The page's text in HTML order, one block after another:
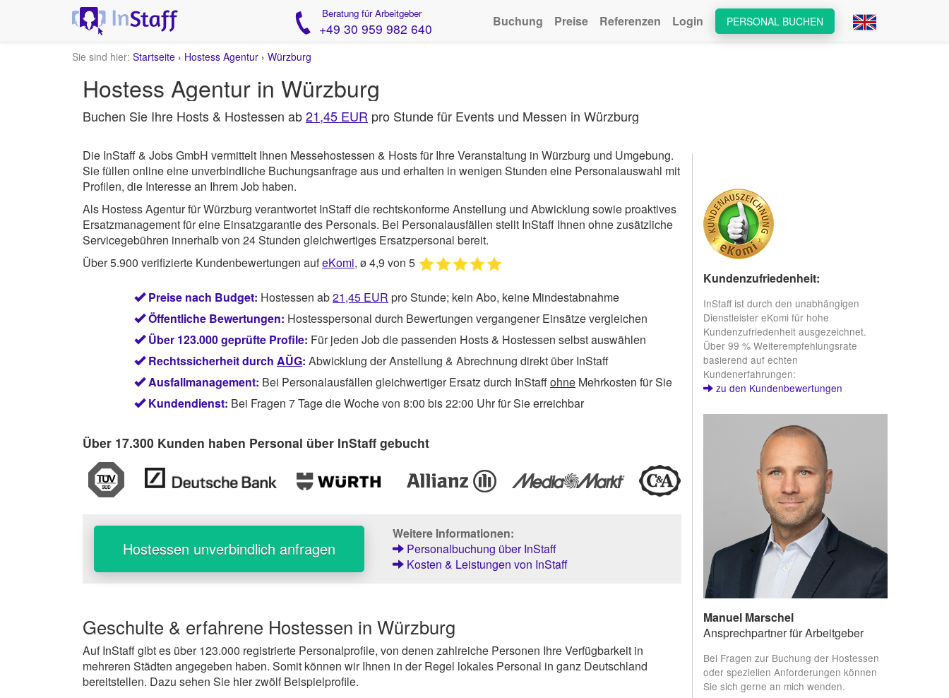
Beratung für Arbeitgeber
+49 30 959 982 640 PERSONAL BUCHEN
Buchung Preise Referenzen Login
Sie sind hier: Startseite › Hostess Agentur › Würzburg
Hostess Agentur in Würzburg
Buchen Sie Ihre Hosts & Hostessen ab21,45 EUR pro Stunde für Events und Messen in Würzburg
Die InStaff & Jobs GmbH vermittelt Ihnen Messehostessen & Hosts für Ihre Veranstaltung in Würzburg und Umgebung.
Sie füllen online eine unverbindliche Buchungsanfrage aus und erhalten in wenigen Stunden eine Personalauswahl mit
Profilen, die Interesse an Ihrem Job haben.
Als Hostess Agentur für Würzburg verantwortet InStaffdie rechtskonforme Anstellung und Abwicklung sowie proaktives
Ersatzmanagement für eine Einsatzgarantie des Personals. Bei Personalausfällen stellt InStaff Ihnen ohne zusätzliche
Servicegebühren innerhalb von 24 Stunden gleichwertiges Ersatzpersonal bereit.
Über 5.900 verifizierte Kundenbewertungen aufeKomi, ø 4,9 von 5
Preise nach Budget: Hostessen ab21,45 EUR pro Stunde; kein Abo, keine Mindestabnahme
Öffentliche Bewertungen: Hostesspersonal durch Bewertungen vergangener Einsätze vergleichen
Über 123.000 geprüfte Profile: Für jeden Job die passenden Hosts & Hostessen selbst auswählen
Rechtssicherheit durchAÜG: Abwicklung der Anstellung & Abrechnung direkt über InStaff
Ausfallmanagement: Bei Personalausfällen gleichwertiger Ersatz durch InStaffohne Mehrkosten für Sie
Kundendienst: Bei Fragen 7 Tage die Woche von 8:00 bis 22:00 Uhr für Sie erreichbar
Über 17.300 Kunden haben Personal über InStaff gebucht
Hostessen unverbindlich anfragen
Weitere Informationen:
Personalbuchung über InStaff
Kosten & Leistungen von InStaff
Geschulte & erfahrene Hostessen in Würzburg
Auf InStaff gibt es über 123.000 registrierte Personalprofile, von denen zahlreiche Personen Ihre Verfügbarkeit in
mehreren Städten angegeben haben. Somit können wir Ihnen in der Regel lokales Personal in ganz Deutschland
bereitstellen. Dazu sehen Sie hier zwölf Beispielprofile.
Kundenzufriedenheit:
InStaff ist durch den unabhängigen
Dienstleister eKomi für hohe
Kundenzufriedenheit ausgezeichnet.
Über 99 % Weiterempfehlungsrate
basierend auf echten
Kundenerfahrungen:
zu den Kundenbewertungen
Manuel Marschel
Ansprechpartner für Arbeitgeber
Bei Fragen zur Buchung der Hostessen
oder speziellen Anforderungen können
Sie sich gerne an mich wenden.